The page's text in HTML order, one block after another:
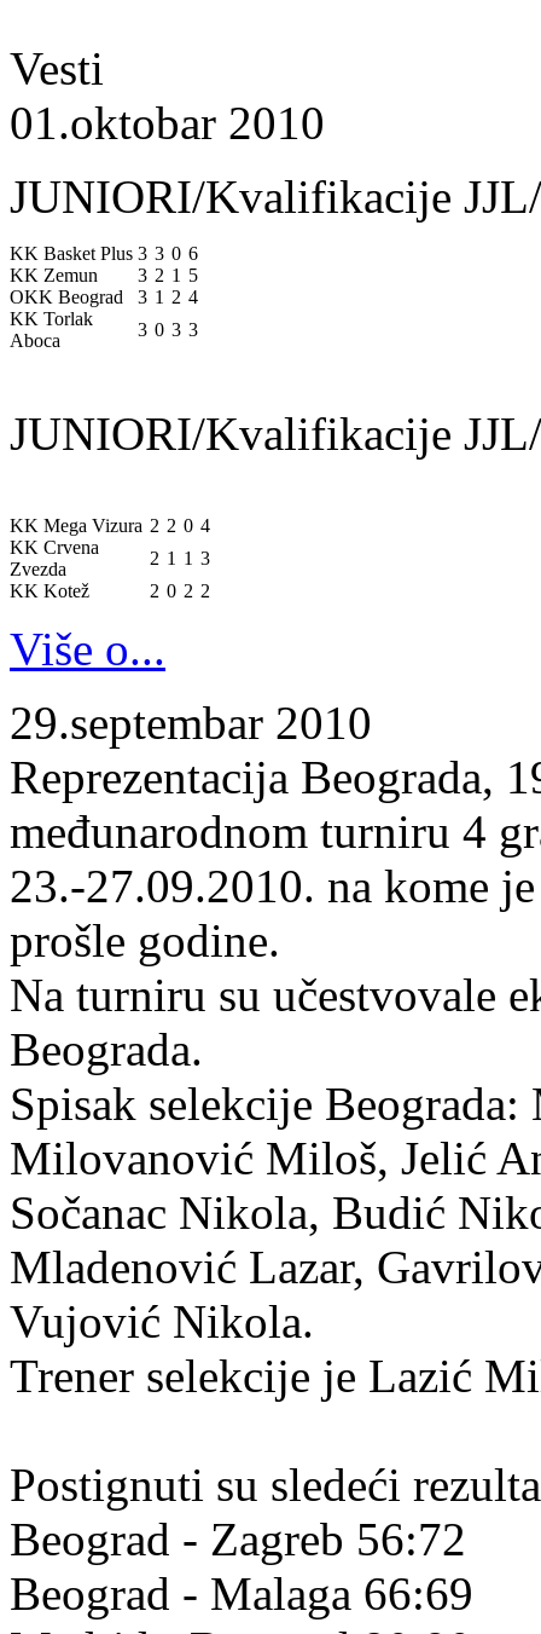
Vesti
01.oktobar 2010
JUNIORI/Kvalifikacije
KK Basket Plus 3 3 0 6
KK Zemun
3 2 1 5
OKK Beograd
3 1 2 4
KK Torlak
Aboca
3 0 3 3
JUNIORI/Kvalifikacije
KK Mega Vizura 2 2 0 4
KK Crvena
Zvezda
2 1 1 3
KK Kotež
2 0 2 2
Više o...
29.septembar 2010
Reprezentacija Beograda,
međunarodnom turniru 4
23.-27.09.2010. na kome
prošle godine.
Na turniru su učestvovale
Beograda.
Spisak selekcije
Milovanović Miloš, Jelić
Sočanac Nikola, Budić
Mladenović Lazar,
Vujović Nikola.
Trener selekcije je Lazić
Postignuti su sledeći
Beograd - Zagreb 56:72
Beograd - Malaga 66:69